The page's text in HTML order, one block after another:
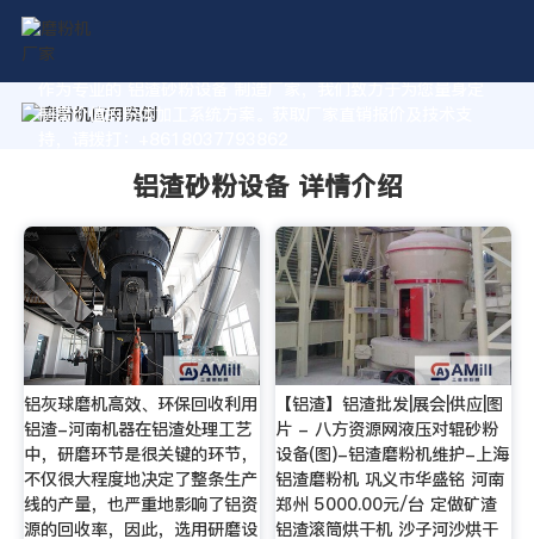
作为专业的 铝渣砂粉设备 制造厂家，我们致力于为您量身定
制高价值的粉体加工系统方案。获取厂家直销报价及技术支
铝渣砂粉设备 详情介绍
铝灰球磨机高效、环保回收利用
铝渣-河南机器在铝渣处理工艺
中，研磨环节是很关键的环节，
不仅很大程度地决定了整条生产
线的产量，也严重地影响了铝资
源的回收率，因此，选用研磨设
【铝渣】铝渣批发|展会|供应|图
片 - 八方资源网液压对辊砂粉
设备(图)-铝渣磨粉机维护-上海
铝渣磨粉机 巩义市华盛铭 河南
郑州 5000.00元/台 定做矿渣
铝渣滚筒烘干机 沙子河沙烘干